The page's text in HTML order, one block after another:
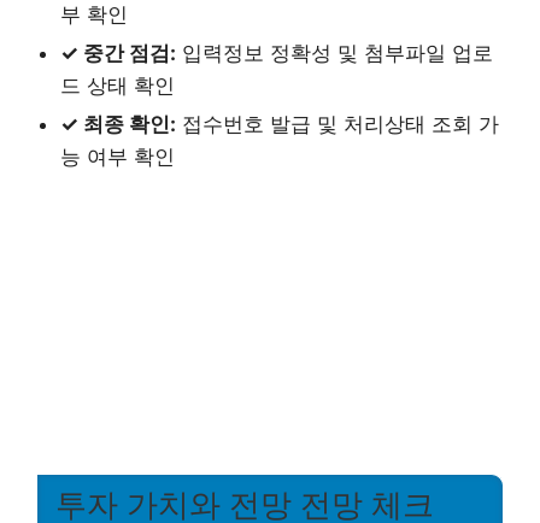
부 확인
✓ 중간 점검: 입력정보 정확성 및 첨부파일 업로
드 상태 확인
✓ 최종 확인: 접수번호 발급 및 처리상태 조회 가
능 여부 확인
투자 가치와 전망 전망 체크